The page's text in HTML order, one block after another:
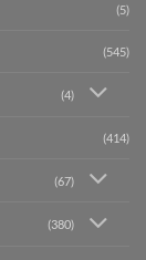
(5)
(545)
(4)
(414)
(67)
(380)